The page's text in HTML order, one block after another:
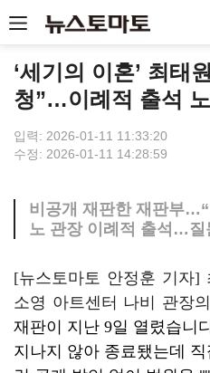
‘세기의 이혼’ 최태
청”…이례적 출석 노
입력: 2026-01-11 11:33:20
수정: 2026-01-11 14:28:59
비공개 재판한 재판부
노 관장 이례적 출석…질
[뉴스토마토 안정훈 기자]
소영 아트센터 나비 관장
재판이 지난 9일 열렸습니
지나지 않아 종료됐는데